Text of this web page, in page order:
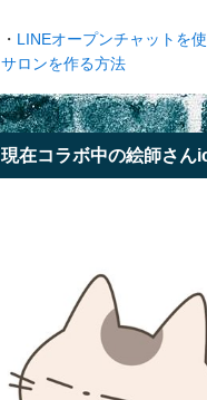
・ LINEオープンチャットを
サロンを作る方法
現在コラボ中の絵師さん